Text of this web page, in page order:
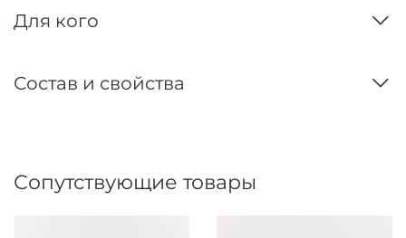
Для кого
Состав и свойства
Сопутствующие товары